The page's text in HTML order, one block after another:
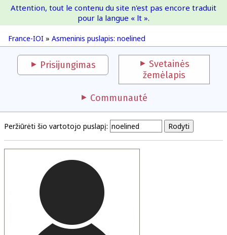
France-IOI
France-IOI » Asmeninis puslapis: noelined
Attention, tout le contenu du site n'est pas encore traduit
pour la langue « lt ».
Prisijungimas
Svetainės
žemėlapis
Communauté
Peržiūrėti šio vartotojo puslapį: